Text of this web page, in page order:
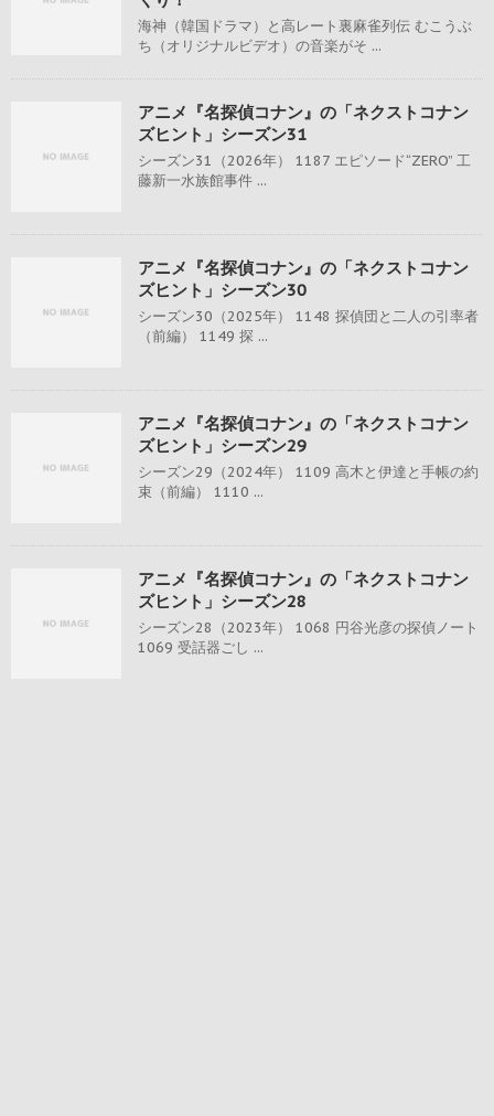
海神（韓国ドラマ）と高レート裏麻雀列伝 むこうぶ
ち（オリジナルビデオ）の音楽がそ ...
アニメ『名探偵コナン』の「ネクストコナン
ズヒント」シーズン31
シーズン31（2026年） 1187 エピソード“ZERO” 工
藤新一水族館事件 ...
アニメ『名探偵コナン』の「ネクストコナン
ズヒント」シーズン30
シーズン30（2025年） 1148 探偵団と二人の引率者
（前編） 1149 探 ...
アニメ『名探偵コナン』の「ネクストコナン
ズヒント」シーズン29
シーズン29（2024年） 1109 高木と伊達と手帳の約
束（前編） 1110 ...
アニメ『名探偵コナン』の「ネクストコナン
ズヒント」シーズン28
シーズン28（2023年） 1068 円谷光彦の探偵ノート
1069 受話器ごし ...